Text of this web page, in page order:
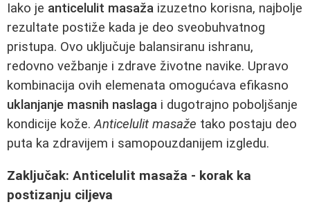
Iako je anticelulit masaža izuzetno korisna, najbolje
rezultate postiže kada je deo sveobuhvatnog
pristupa. Ovo uključuje balansiranu ishranu,
redovno vežbanje i zdrave životne navike. Upravo
kombinacija ovih elemenata omogućava efikasno
uklanjanje masnih naslaga i dugotrajno poboljšanje
kondicije kože.Anticelulit masaže tako postaju deo
puta ka zdravijem i samopouzdanijem izgledu.
Zaključak: Anticelulit masaža - korak ka
postizanju ciljeva